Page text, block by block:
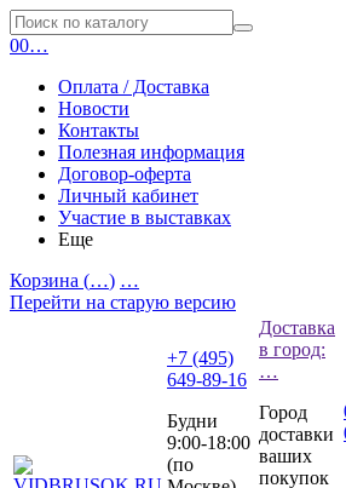
00…
Оплата / Доставка
Новости
Контакты
Полезная информация
Договор-оферта
Личный кабинет
Участие в выставках
Еще
Корзина (…) …
Перейти на старую версию
+7 (495)
649-89-16
Будни
9:00-18:00
(по
Доставка
в город:
…
Город
доставки
ваших
покупок